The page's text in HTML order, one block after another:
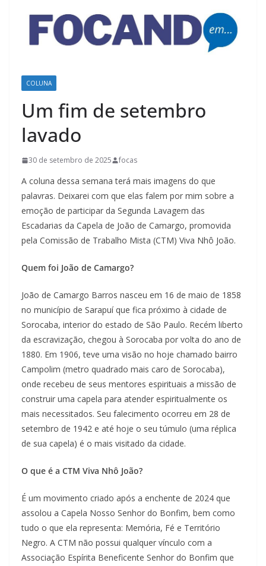
COLUNA
Um fim de setembro
lavado
30 de setembro de 2025 focas
A coluna dessa semana terá mais imagens do que
palavras. Deixarei com que elas falem por mim sobre a
emoção de participar da Segunda Lavagem das
Escadarias da Capela de João de Camargo, promovida
pela Comissão de Trabalho Mista (CTM) Viva Nhô João.
Quem foi João de Camargo?
João de Camargo Barros nasceu em 16 de maio de 1858
no município de Sarapuí que fica próximo à cidade de
Sorocaba, interior do estado de São Paulo. Recém liberto
da escravização, chegou à Sorocaba por volta do ano de
1880. Em 1906, teve uma visão no hoje chamado bairro
Campolim (metro quadrado mais caro de Sorocaba),
onde recebeu de seus mentores espirituais a missão de
construir uma capela para atender espiritualmente os
mais necessitados. Seu falecimento ocorreu em 28 de
setembro de 1942 e até hoje o seu túmulo (uma réplica
de sua capela) é o mais visitado da cidade.
O que é a CTM Viva Nhô João?
É um movimento criado após a enchente de 2024 que
assolou a Capela Nosso Senhor do Bonfim, bem como
tudo o que ela representa: Memória, Fé e Território
Negro. A CTM não possui qualquer vínculo com a
Associação Espírita Beneficente Senhor do Bonfim que